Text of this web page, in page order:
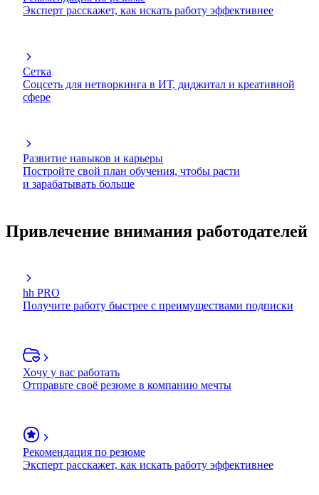
Эксперт расскажет, как искать работу эффективнее
Сетка
Соцсеть для нетворкинга в ИТ, диджитал и креативной
сфере
Развитие навыков и карьеры
Постройте свой план обучения, чтобы расти
и зарабатывать больше
Привлечение внимания работодателей
hh PRO
Получите работу быстрее с преимуществами подписки
Хочу у вас работать
Отправьте своё резюме в компанию мечты
Рекомендация по резюме
Эксперт расскажет, как искать работу эффективнее